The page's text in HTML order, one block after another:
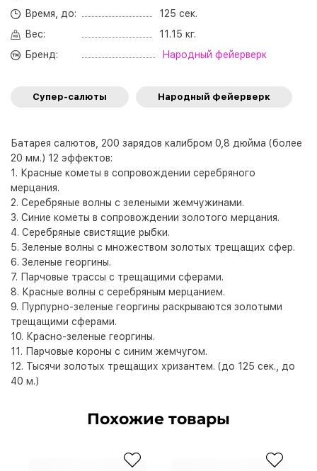
Время, до:
125 сек.
Вес:
11.15 кг.
Бренд:
Народный фейерверк
Супер-салюты Народный фейерверк
Батарея салютов, 200 зарядов калибром 0,8 дюйма (более
20 мм.) 12 эффектов:
1. Красные кометы в сопровождении серебряного
мерцания.
2. Серебряные волны с зелеными жемчужинами.
3. Синие кометы в сопровождении золотого мерцания.
4. Серебряные свистящие рыбки.
5. Зеленые волны с множеством золотых трещащих сфер.
6. Зеленые георгины.
7. Парчовые трассы с трещащими сферами.
8. Красные волны с серебряным мерцанием.
9. Пурпурно-зеленые георгины раскрываются золотыми
трещащими сферами.
10. Красно-зеленые георгины.
11. Парчовые короны с синим жемчугом.
12. Тысячи золотых трещащих хризантем. (до 125 сек., до
40 м.)
Похожие товары